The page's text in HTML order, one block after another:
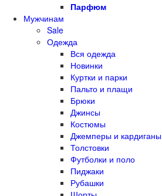
Парфюм
Мужчинам
Sale
Одежда
Вся одежда
Новинки
Куртки и парки
Пальто и плащи
Брюки
Джинсы
Костюмы
Джемперы и кардиганы
Толстовки
Футболки и поло
Пиджаки
Рубашки